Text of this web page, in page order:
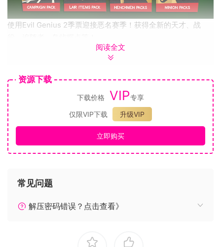
使用Evil Genius 2季票迎接恶名赛季！获得全新的天才、战
• 1个据点物品包
• 2个追随者包
• 2个仆从包
这个世界已经到头了！
Evil Genius 2是一款讽刺性的间谍巢穴建造游戏，玩家将在其
中控制一位邪恶天才，并使其统治世界的计划付诸行动。当做
坏人的感觉美妙至极的时候，正义势力就没有机会了！
破坏，并利用末日设备统治世界！
每个恶棍都需要一个老巢，请选择你的天堂，并在上面盖上你
构，并为部下们建造可投入使用的变态设备。
阅读全文
资源下载
下载价格 VIP专享
仅限VIP下载
升级VIP
立即购买
常见问题
解压密码错误？点击查看》